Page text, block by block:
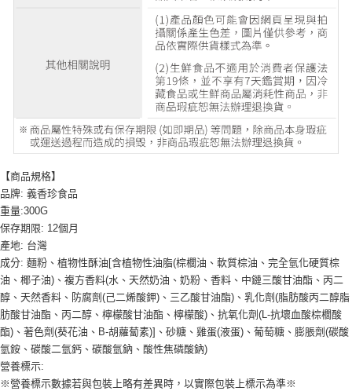
【商品規格】
品牌: 義香珍食品
重量:300G
保存期限: 12個月
產地: 台灣
成分: 麵粉、植物性酥油[含植物性油脂(棕櫚油、軟質棕油、完全氫化硬質棕
油、椰子油)、複方香料(水、天然奶油、奶粉、香料、中鏈三酸甘油酯、丙二
醇、天然香料、防腐劑(己二烯酸鉀)、三乙酸甘油酯)、乳化劑(脂肪酸丙二醇脂
肪酸甘油酯、丙二醇、檸檬酸甘油酯、檸檬酸)、抗氧化劑(L-抗壞血酸棕櫚酸
酯)、著色劑(葵花油、B-胡蘿蔔素)]、砂糖、雞蛋(液蛋)、葡萄糖、膨脹劑(碳酸
氫銨、碳酸二氫鈣、碳酸氫鈉、酸性焦磷酸鈉)
營養標示:
※營養標示數據若與包裝上略有差異時，以實際包裝上標示為準※